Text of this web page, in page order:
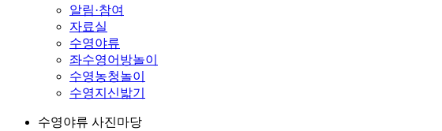
알림·참여
자료실
수영야류
좌수영어방놀이
수영농청놀이
수영지신밟기
수영야류 사진마당